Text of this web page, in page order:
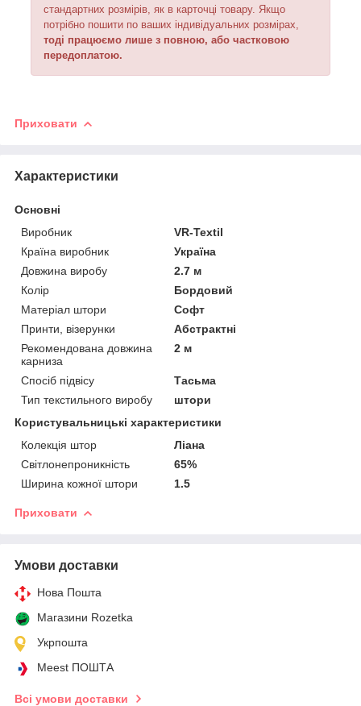
стандартних розмірів, як в карточці товару. Якщо
потрібно пошити по ваших індивідуальних розмірах,
тоді працюємо лише з повною, або частковою
передоплатою.
Приховати
Характеристики
Основні
Виробник
VR-Textil
Країна виробник
Україна
Довжина виробу
2.7 м
Колір
Бордовий
Матеріал штори
Софт
Принти, візерунки
Абстрактні
Рекомендована довжина
карниза
2 м
Спосіб підвісу
Тасьма
Тип текстильного виробу
штори
Користувальницькі характеристики
Колекція штор
Ліана
Світлонепроникність
65%
Ширина кожної штори
1.5
Приховати
Умови доставки
Нова Пошта
Магазини Rozetka
Укрпошта
Meest ПОШТА
Всі умови доставки